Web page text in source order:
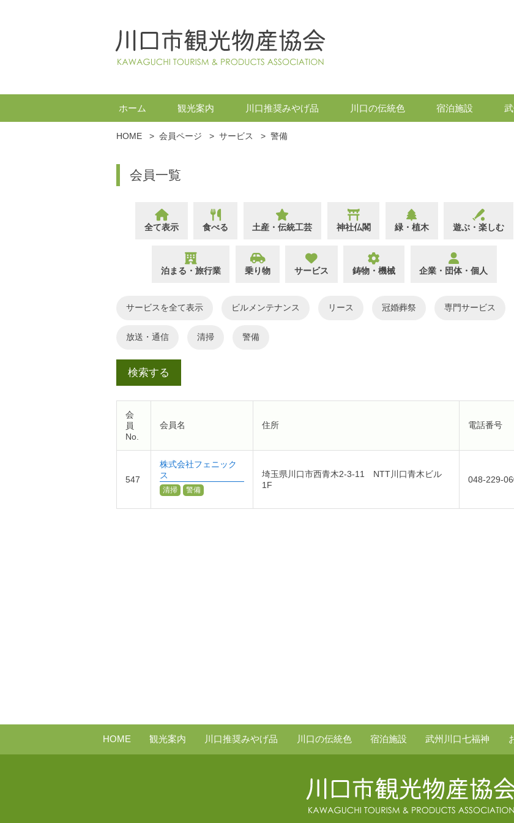
ホーム 観光案内 川口推奨みやげ品 川口の伝統色 宿泊施設
HOME > 会員ページ > サービス > 警備
会員一覧
全て表示 食べる 土産・伝統工芸 神社仏閣 緑・植木 遊ぶ・楽しむ
泊まる・旅行業 乗り物 サービス 鋳物・機械 企業・団体・個人
サービス ビルメンテナンス リース 冠婚葬祭 専門サービス
放送・通信 清掃 警備
会
員
No.
会員名 住所 電話番号
547
株式会社フェニック
ス
清掃 警備
埼玉県川口市西青木2-3-11 NTT川口青木ビル
1F
048-229-
HOME 観光案内 川口推奨みやげ品 川口の伝統色 宿泊施設 武州川口七福神